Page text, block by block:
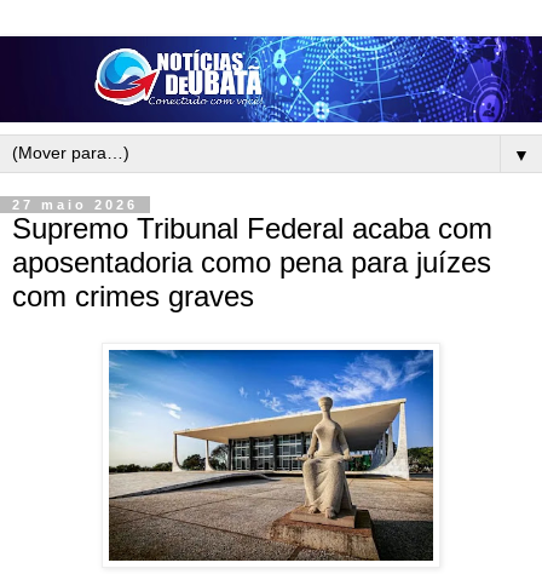
▼
27 maio 2026
Supremo Tribunal Federal acaba com
aposentadoria como pena para juízes
com crimes graves